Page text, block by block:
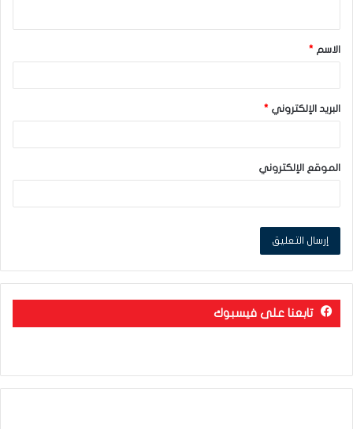
ق
*
الاسم *
البريد الإلكتروني *
الموقع الإلكتروني
تابعنا على فيسبوك